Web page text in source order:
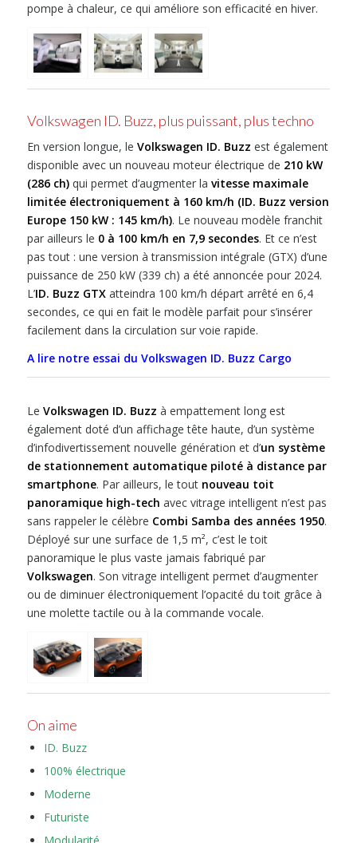
pompe à chaleur, ce qui améliore son efficacité en hiver.
Volkswagen ID. Buzz, plus puissant, plus techno
En version longue, le Volkswagen ID. Buzz est également
disponible avec un nouveau moteur électrique de 210 kW
(286 ch)qui permet d’augmenter la vitesse maximale
limitée électroniquement à 160 km/h (ID. Buzz version
Europe 150 kW : 145 km/h). Le nouveau modèle franchit
par ailleurs le 0 à 100 km/h en 7,9 secondes. Et ce n’est
pas tout : une version à transmission intégrale (GTX) d’une
puissance de 250 kW (339 ch) a été annoncée pour 2024.
L’ID. Buzz GTXatteindra 100 km/h départ arrêté en 6,4
secondes, ce qui en fait le modèle parfait pour s’insérer
facilement dans la circulation sur voie rapide.
A lire notre essai du Volkswagen ID. Buzz Cargo
Le Volkswagen ID. Buzz à empattement long est
également doté d’un affichage tête haute, d’un système
d’infodivertissement nouvelle génération et d’un système
de stationnement automatique piloté à distance par
smartphone. Par ailleurs, le tout nouveau toit
panoramique high-tech avec vitrage intelligent n’est pas
sans rappeler le célèbre Combi Samba des années 1950.
Déployé sur une surface de 1,5 m², c’est le toit
panoramique le plus vaste jamais fabriqué par
Volkswagen. Son vitrage intelligent permet d’augmenter
ou de diminuer électroniquement l’opacité du toit grâce à
une molette tactile ou à la commande vocale.
On aime
ID. Buzz
100% électrique
Moderne
Futuriste
Modularité